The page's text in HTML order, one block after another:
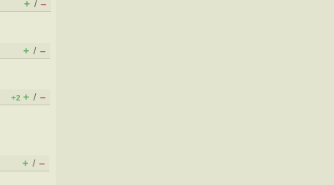
+ / –
+ / –
+2 + / –
+ / –